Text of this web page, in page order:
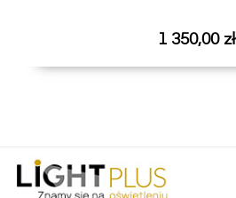
Cena
1 350,00 zł